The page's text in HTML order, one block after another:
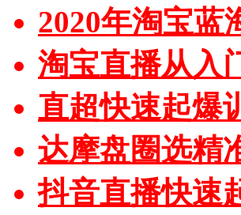
2020年淘宝蓝
淘宝直播从入
直超快速起爆
达摩盘圈选精
抖音直播快速